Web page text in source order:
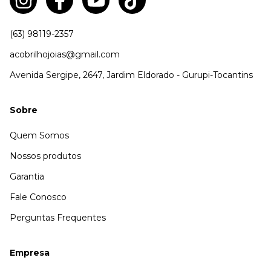
(63) 98119-2357
acobrilhojoias@gmail.com
Avenida Sergipe, 2647, Jardim Eldorado - Gurupi-Tocantins
Sobre
Quem Somos
Nossos produtos
Garantia
Fale Conosco
Perguntas Frequentes
Empresa